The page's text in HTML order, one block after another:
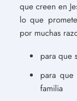
que creen en
lo que
por muchas
para que
para que
familia